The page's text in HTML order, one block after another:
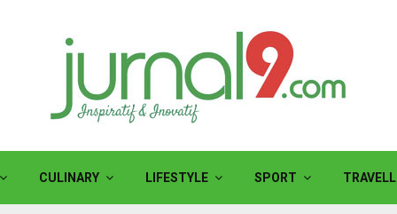
CULINARY LIFESTYLE SPORT